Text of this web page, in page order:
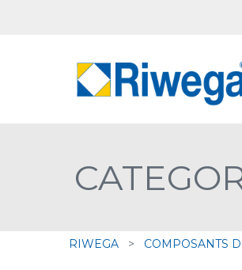
RIWEGA > COMPOSANTS